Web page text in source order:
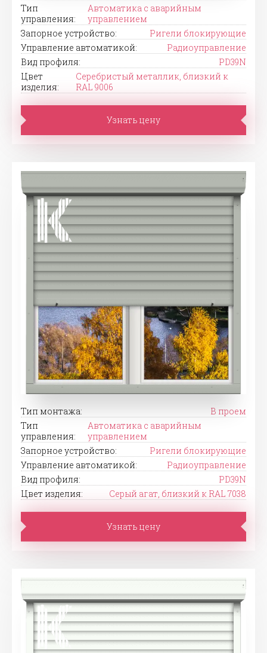
Тип
управления:
Автоматика с аварийным
управлением
Запорное устройство:
Ригели блокирующие
Управление автоматикой:
Радиоуправление
Вид профиля:
PD39N
Цвет
изделия:
Серебристый металлик, близкий к
RAL 9006
Узнать цену
Тип монтажа:
В проем
Тип
управления:
Автоматика с аварийным
управлением
Запорное устройство:
Ригели блокирующие
Управление автоматикой:
Радиоуправление
Вид профиля:
PD39N
Цвет изделия:
Серый агат, близкий к RAL 7038
Узнать цену